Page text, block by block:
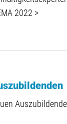
2022 >